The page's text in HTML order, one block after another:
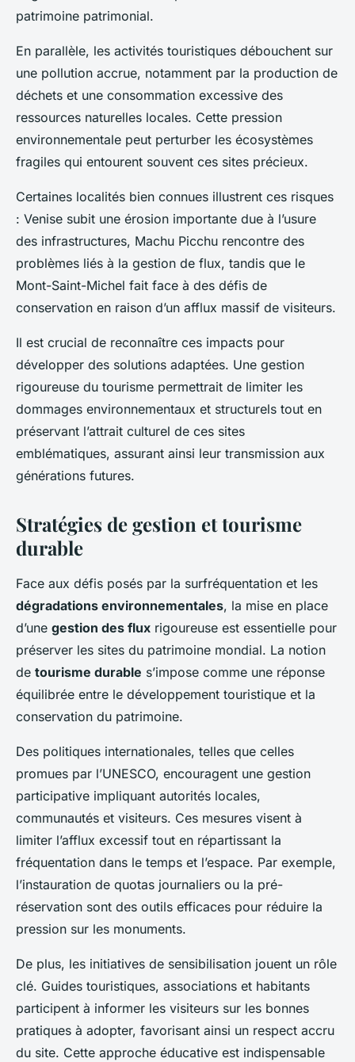
patrimoine patrimonial.
En parallèle, les activités touristiques débouchent sur
une pollution accrue, notamment par la production de
déchets et une consommation excessive des
ressources naturelles locales. Cette pression
environnementale peut perturber les écosystèmes
fragiles qui entourent souvent ces sites précieux.
Certaines localités bien connues illustrent ces risques
: Venise subit une érosion importante due à l’usure
des infrastructures, Machu Picchu rencontre des
problèmes liés à la gestion de flux, tandis que le
Mont-Saint-Michel fait face à des défis de
conservation en raison d’un afflux massif de visiteurs.
Il est crucial de reconnaître ces impacts pour
développer des solutions adaptées. Une gestion
rigoureuse du tourisme permettrait de limiter les
dommages environnementaux et structurels tout en
préservant l’attrait culturel de ces sites
emblématiques, assurant ainsi leur transmission aux
générations futures.
Stratégies de gestion et tourisme
durable
Face aux défis posés par la surfréquentation et les
dégradations environnementales, la mise en place
d’une gestion des flux rigoureuse est essentielle pour
préserver les sites du patrimoine mondial. La notion
de tourisme durable s’impose comme une réponse
équilibrée entre le développement touristique et la
conservation du patrimoine.
Des politiques internationales, telles que celles
promues par l’UNESCO, encouragent une gestion
participative impliquant autorités locales,
communautés et visiteurs. Ces mesures visent à
limiter l’afflux excessif tout en répartissant la
fréquentation dans le temps et l’espace. Par exemple,
l’instauration de quotas journaliers ou la pré-
réservation sont des outils efficaces pour réduire la
pression sur les monuments.
De plus, les initiatives de sensibilisation jouent un rôle
clé. Guides touristiques, associations et habitants
participent à informer les visiteurs sur les bonnes
pratiques à adopter, favorisant ainsi un respect accru
du site. Cette approche éducative est indispensable